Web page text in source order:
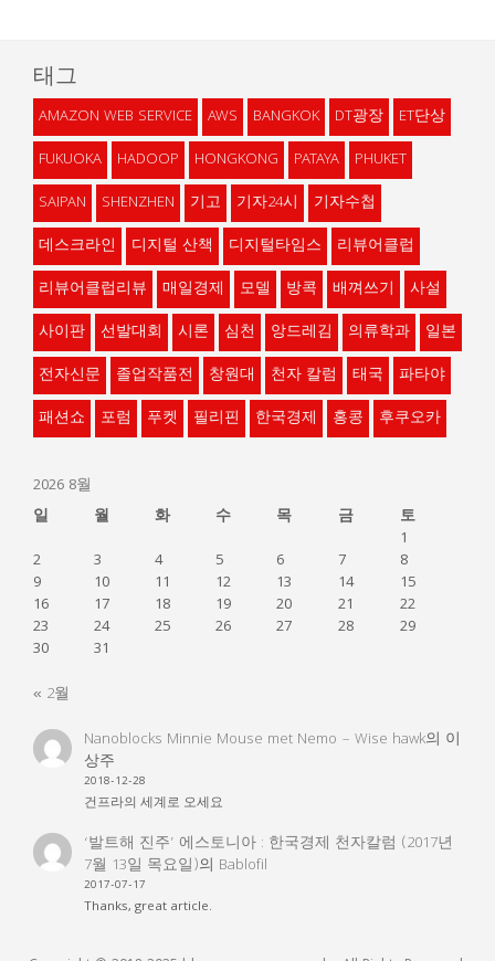
태그
AMAZON WEB SERVICE AWS BANGKOK DT광장
ET단상
FUKUOKA
HADOOP HONGKONG PATAYA
PHUKET
SAIPAN
SHENZHEN 기고 기자24시
기자수첩
데스크라인
디지털 산책 디지털타임스
리뷰어클럽
리뷰어클럽리뷰
매일경제 모델 방콕 배껴쓰기
사설
사이판
선발대회 시론 심천 앙드레김 의류학과
일본
전자신문
졸업작품전 창원대 천자 칼럼 태국
파타야
패션쇼
포럼 푸켓 필리핀 한국경제 홍콩 후쿠오카
2026 8월
일
월 화 수 목 금
토
1
2
3 4 5 6 7
8
9
10 11 12 13 14
15
16
17 18 19 20 21
22
23
24 25 26 27 28
29
30
31
« 2월
Nanoblocks Minnie Mouse met Nemo – Wise hawk의 이
상주
2018-12-28
건프라의 세계로 오세요
‘발트해 진주’ 에스토니아 : 한국경제 천자칼럼 (2017년
7월 13일 목요일)의 Bablofil
2017-07-17
Thanks, great article.